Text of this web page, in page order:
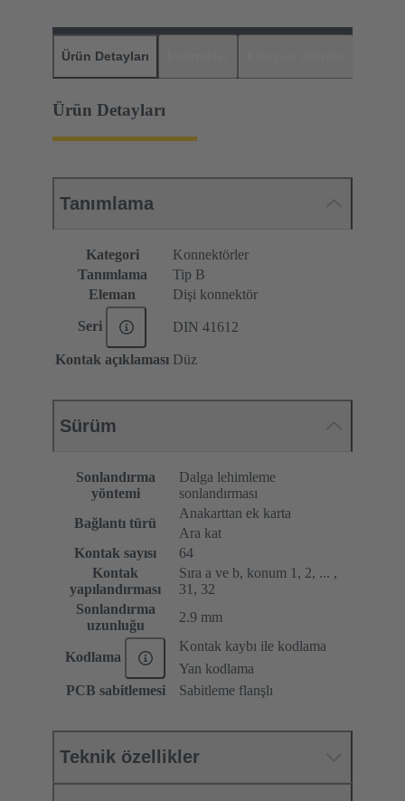
Ürün Detayları
Ürün Detayları
Tanımlama
Kategori
Konnektörler
Tanımlama
Tip B
Eleman
Dişi konnektör
Seri DIN 41612
Kontak açıklaması Düz
Sürüm
Sonlandırma
yöntemi
Dalga lehimleme
sonlandırması
Bağlantı türü
Anakarttan ek karta
Ara kat
Kontak sayısı
64
Kontak
yapılandırması
Sıra a ve b, konum 1, 2, ... ,
31, 32
Sonlandırma
uzunluğu
2.9 mm
Kodlama
Kontak kaybı ile kodlama
Yan kodlama
PCB sabitlemesi
Sabitleme flanşlı
Teknik özellikler